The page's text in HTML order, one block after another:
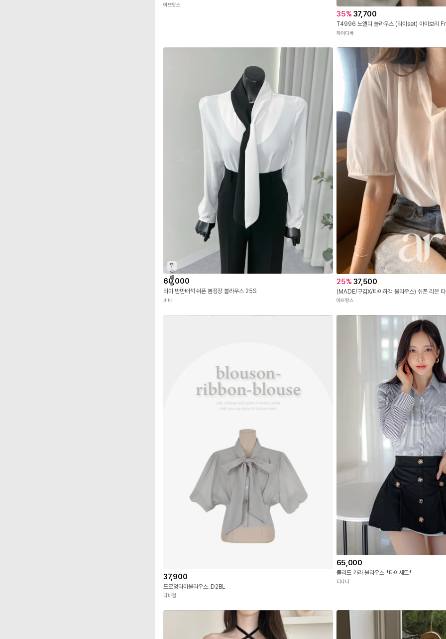
아뜨랑스
35% 37,700
T4996 노엘디 블라우스 (타이set) 아이보리
하이디바
무
료
배
송
60,000
타이 반반배색 쉬폰 봄정장 블라우스 25S
비바
25% 37,500
아뜨랑스
37,900
드로잉타이블라우스_D2BL
다바걸
65,000
폴리드 카라 블라우스 *타이세트*
티나니